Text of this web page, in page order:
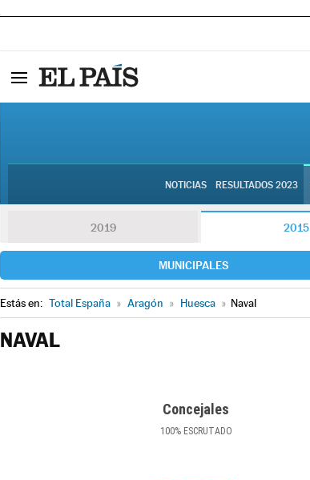
NOTICIAS RESULTADOS 2023
2019 2015
MUNICIPALES
Estás en: Total España » Aragón » Huesca » Naval
NAVAL
Concejales
100%ESCRUTADO